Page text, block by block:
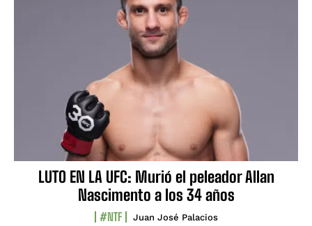
LUTO EN LA UFC: Murió el peleador Allan
Nascimento a los 34 años
#NTF Juan José Palacios